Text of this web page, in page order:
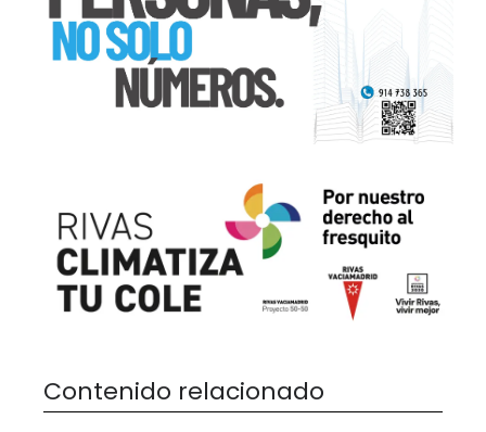
Contenido relacionado